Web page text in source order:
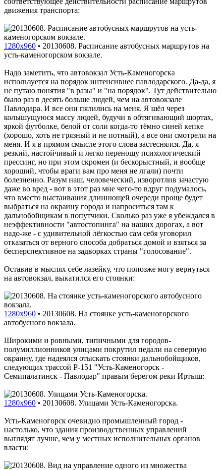
движения транспорта:
1280x960 • 20130608. Расписание автобусных маршрутов на
усть-каменогорском вокзале.
Надо заметить, что автовокзал Усть-Каменогорска
используется на порядок интенсивнее павлодарского. Да-да, я
не путаю понятия "в разы" и "на порядок". Тут действительно
было раз в десять больше людей, чем на автовокзале
Павлодара. И все они пялились на меня. Я шёл через
колышущуюся массу людей, будучи в обтягивающий шортах,
яркой футболке, белой от соли когда-то тёмно синей кепке
(хорошо, хоть не грязный и не потный), а все они смотрели на
меня. И я в прямом смысле этого слова застеснялся. Да, я
резкий, настойчивый и легко переношу психологический
прессинг, но при этом скромен (и бескорыстный, и вообще
хороший, чтобы враги вам про меня не лгали) почти
болезненно. Разум наш, человеческий, изворотлив зачастую
даже во вред - вот в этот раз мне чего-то вдруг подумалось,
что вместо выстаивания длиннющей очереди проще будет
выбраться на окраину города и напроситься там к
дальнобойщикам в попутчики. Сколько раз уже я убеждался в
неэффективности "автостопинга" на наших дорогах, а вот
надо-же - с удивительной лёгкостью сам себя уговорил
отказаться от верного способа добраться домой и взяться за
бесперспективное на задворках страны "голосование".
Оставив в мыслях себе лазейку, что попозже могу вернуться
на автовокзал, выкатился его стоянки:
1280x960 • 20130608. На стоянке усть-каменогорского
автобусного вокзала.
Широкими и ровными, типичными для городов-
полумиллионников улицами покрутил педали на северную
окраину, где надеялся отыскать стоянки дальнобойщиков,
следующих трассой P-151 "Усть-Каменогорск -
Семипалатинск - Павлодар" правым берегом реки Иртыш:
1280x960 • 20130608. Улицами Усть-Каменогорска.
Усть-Каменогорск очевидно промышленный город -
настолько, что здания производственных управлений
выглядят лучше, чем у местных исполнительных органов
власти: